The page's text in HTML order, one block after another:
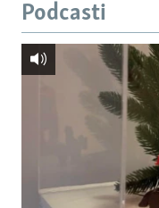
Podcasti